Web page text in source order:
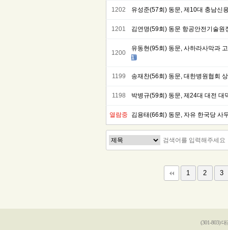
1202 유성준(57회) 동문, 제10대 충남신
1201 김연명(59회) 동문 항공안전기술원
1200
유동현(95회) 동문, 사하라사막과
1
1199 송재찬(56회) 동문, 대한병원협회
1198 박병규(59회) 동문, 제24대 대전 대
열람중 김용태(66회) 동문, 자유 한국당 사
1 2 3
(301-803)